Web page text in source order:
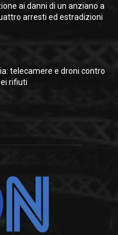
ai danni di un anziano a
arresti ed estradizioni
telecamere e droni contro
rifiuti